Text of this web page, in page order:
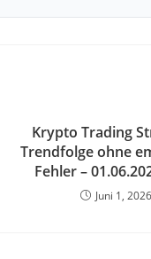
Krypto Trading
Trendfolge ohne
Fehler –
Juni 1, 2026